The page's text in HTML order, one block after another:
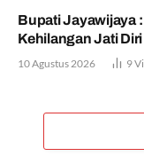
Bupati Jayawijaya
Kehilangan Jati Diri
10 Agustus 2026 9